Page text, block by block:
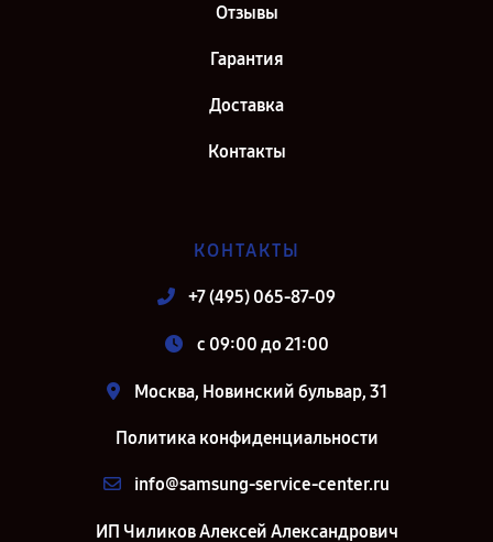
Отзывы
Гарантия
Доставка
Контакты
КОНТАКТЫ
+7 (495) 065-87-09
c 09:00 до 21:00
Москва, Новинский бульвар, 31
Политика конфиденциальности
info@samsung-service-center.ru
ИП Чиликов Алексей Александрович